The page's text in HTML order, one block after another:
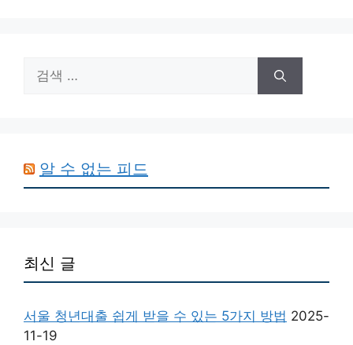
색:
알 수 없는 피드
최신 글
서울 청년대출 쉽게 받을 수 있는 5가지 방법 2025-
11-19